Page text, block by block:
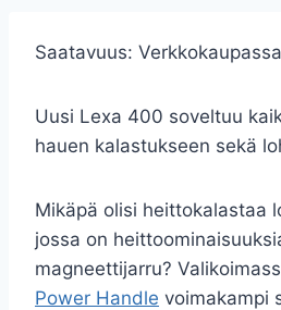
Saatavuus:
Uusi Lexa 400 soveltuu
hauen kalastukseen sekä
Mikäpä olisi heittokalastaa
jossa on
magneettijarru?
Power Handle voimakampi